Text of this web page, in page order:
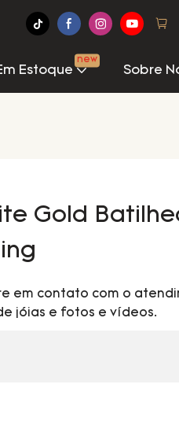
Estoque
new
Sobre
Gold
em contato com o
jóias e fotos e vídeos.